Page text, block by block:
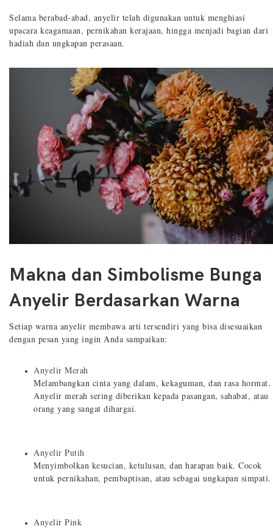
Selama berabad-abad, anyelir telah digunakan untuk menghiasi
upacara keagamaan, pernikahan kerajaan, hingga menjadi bagian dari
hadiah dan ungkapan perasaan.
Makna dan Simbolisme Bunga
Anyelir Berdasarkan Warna
Setiap warna anyelir membawa arti tersendiri yang bisa disesuaikan
dengan pesan yang ingin Anda sampaikan:
Anyelir Merah
Melambangkan cinta yang dalam, kekaguman, dan rasa hormat.
Anyelir merah sering diberikan kepada pasangan, sahabat, atau
orang yang sangat dihargai.
Anyelir Putih
Menyimbolkan kesucian, ketulusan, dan harapan baik. Cocok
untuk pernikahan, pembaptisan, atau sebagai ungkapan simpati.
Anyelir Pink